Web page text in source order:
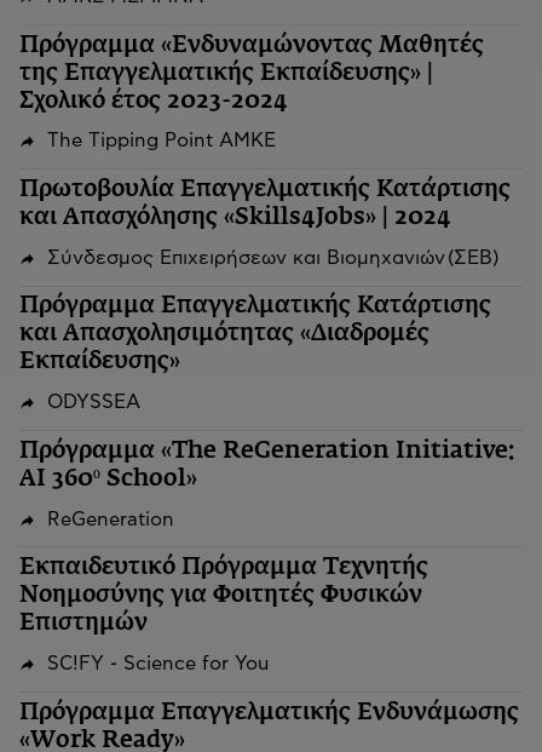
Πρόγραμμα «Ενδυναμώνοντας Μαθητές
της Επαγγελματικής Εκπαίδευσης» |
Σχολικό έτος 2023-2024
The Tipping Point ΑΜΚΕ
Πρωτοβουλία Επαγγελματικής Κατάρτισης
και Απασχόλησης «Skills4Jobs» | 2024
Σύνδεσμος Επιχειρήσεων και Βιομηχανιών (ΣΕΒ)
Πρόγραμμα Επαγγελματικής Κατάρτισης
και Απασχολησιμότητας «Διαδρομές
Εκπαίδευσης»
ODYSSEA
Πρόγραμμα «The ReGeneration Initiative:
AI 360º School»
ReGeneration
Εκπαιδευτικό Πρόγραμμα Τεχνητής
Νοημοσύνης για Φοιτητές Φυσικών
Επιστημών
SC!FY - Science for You
Πρόγραμμα Επαγγελματικής Ενδυνάμωσης
«Work Ready»